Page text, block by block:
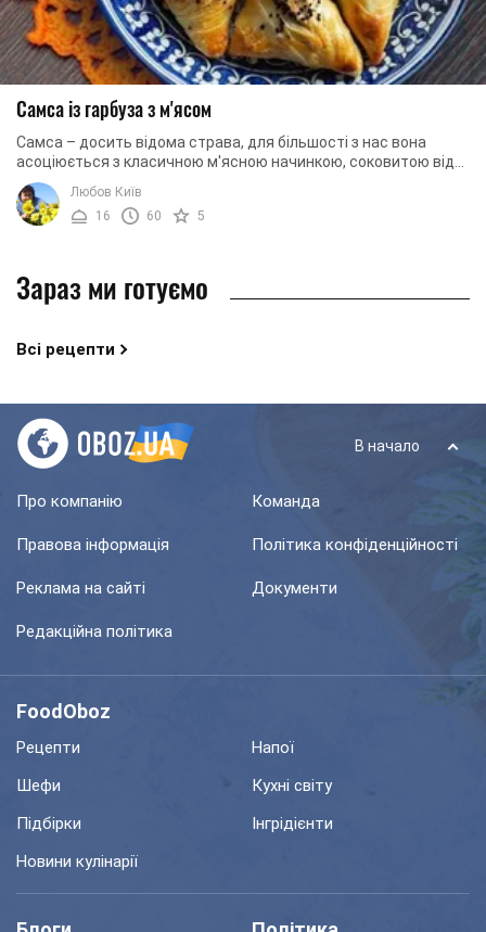
Самса із гарбуза з м'ясом
Самса – досить відома страва, для більшості з нас вона
асоціюється з класичною м'ясною начинкою, соковитою від
цибулі і свіжих трав. Але сьогодні ми ...
Любов Київ
16
60 5
Зараз ми готуємо
Всі рецепти
В начало
Про компанію Команда
Правова інформація Політика конфіденційності
Реклама на сайті Документи
Редакційна політика
FoodOboz
Рецепти
Напої
Шефи
Кухні світу
Підбірки
Інгрідієнти
Новини кулінарії